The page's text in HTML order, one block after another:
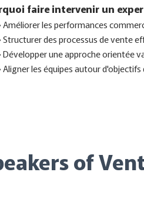
faire intervenir un
Améliorer les performances
Structurer des processus de vente
Développer une approche orientée
Aligner les équipes autour
of